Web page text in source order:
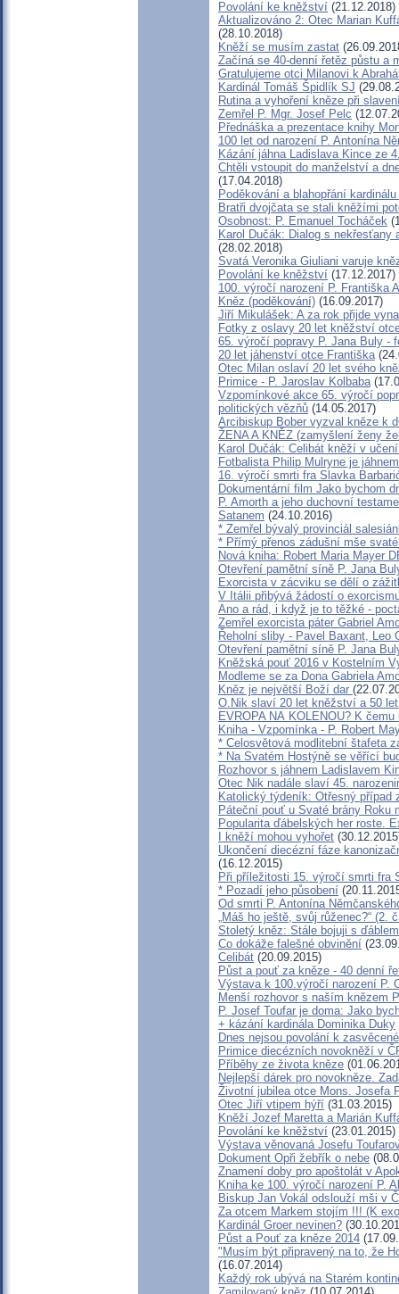
Povolání ke kněžství (21.12.2018)
Aktualizováno 2: Otec Marian
(28.10.2018)
Kněží se musím zastat
Začíná se 40-denní řetěz půstu a
Gratulujeme otci Milanovi k
Kardinál Tomáš Špidlík SJ
Rutina a vyhoření kněze při
Zemřel P. Mgr. Josef Pelc
Přednáška a prezentace knihy
100 let od narození P. Antonína
Kázání jáhna Ladislava Kince ze
Chtěli vstoupit do manželství a
(17.04.2018)
Poděkování a blahopřání
Bratři dvojčata se stali kněžími
Osobnost: P. Emanuel Tocháček
Karol Dučák: Dialog s
(28.02.2018)
Svatá Veronika Giuliani varuje
Povolání ke kněžství (17.12.2017)
100. výročí narození P. Františka
Kněz (poděkování) (16.09.2017)
Jiří Mikulášek: A za rok přijde
Fotky z oslavy 20 let kněžství
65. výročí popravy P. Jana Buly -
20 let jáhenství otce Františka
Otec Milan oslaví 20 let svého
Primice - P. Jaroslav Kolbaba
Vzpomínkové akce 65. výročí
politických vězňů (14.05.2017)
Arcibiskup Bober vyzval kněze k
ŽENA A KNĚZ (zamyšlení ženy
Karol Dučák: Celibát kněží v
Fotbalista Philip Mulryne je
16. výročí smrti fra Slavka
Dokumentární film Jako bychom
P. Amorth a jeho duchovní
Satanem (24.10.2016)
* Zemřel bývalý provinciál
* Přímý přenos zádušní mše
Nová kniha: Robert Maria Mayer
Otevření pamětní síně P. Jana
Exorcista v zácviku se dělí o
V Itálii přibývá žádostí o
Ano a rád, i když je to těžké -
Zemřel exorcista páter Gabriel
Řeholní sliby - Pavel Baxant, Leo
Otevření pamětní síně P. Jana
Kněžská pouť 2016 v Kostelním
Modleme se za Dona Gabriela
Kněz je největší Boží dar
O.Nik slaví 20 let kněžství a 50
EVROPA NA KOLENOU? K
Kniha - Vzpomínka - P. Robert
* Celosvětová modlitební štafeta
* Na Svatém Hostýně se věřící
Rozhovor s jáhnem Ladislavem
Otec Nik nadále slaví 45.
Katolický týdeník: Otřesný případ
Páteční pouť u Svaté brány Roku
Popularita ďábelských her roste.
I kněží mohou vyhořet
Ukončení diecézní fáze
(16.12.2015)
Při příležitosti 15. výročí smrti fra
* Pozadí jeho působení
Od smrti P. Antonína
„Máš ho ještě, svůj růženec?“ (2.
Stoletý kněz: Stále bojuji s ďáblem
Co dokáže falešné obvinění
Celibát (20.09.2015)
Půst a pouť za kněze - 40 denní
Výstava k 100.výročí narození P.
Menší rozhovor s naším knězem
P. Josef Toufar je doma: Jako
+ kázání kardinála Dominika Duky
Dnes nejsou povolání k
Primice diecézních novokněží v
Příběhy ze života kněze
Nejlepší dárek pro novokněze.
Životní jubilea otce Mons. Josefa
Otec Jiří vtipem hýří (31.03.2015)
Kněží Jozef Maretta a Marián
Povolání ke kněžství (23.01.2015)
Výstava věnovaná Josefu
Dokument Opři žebřík o nebe
Znamení doby pro apoštolát v
Kniha ke 100. výročí narození P.
Biskup Jan Vokál odslouží mši v
Za otcem Markem stojím !!! (K
Kardinál Groer nevinen?
Půst a Pouť za kněze 2014
"Musím být připravený na to, že
(16.07.2014)
Každý rok ubývá na Starém